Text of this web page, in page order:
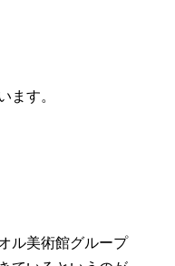
ます。
ル美術館グループ